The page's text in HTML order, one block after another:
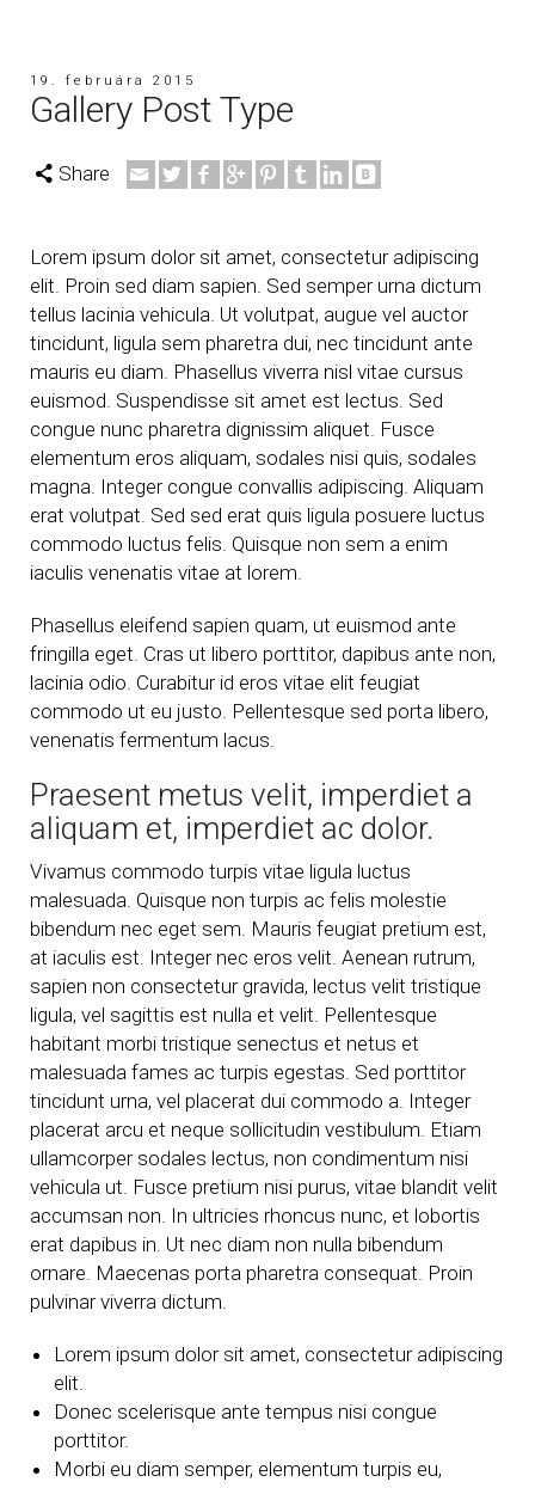
19. februára 2015
Gallery Post Type
Share
Lorem ipsum dolor sit amet, consectetur adipiscing
elit. Proin sed diam sapien. Sed semper urna dictum
tellus lacinia vehicula. Ut volutpat, augue vel auctor
tincidunt, ligula sem pharetra dui, nec tincidunt ante
mauris eu diam. Phasellus viverra nisl vitae cursus
euismod. Suspendisse sit amet est lectus. Sed
congue nunc pharetra dignissim aliquet. Fusce
elementum eros aliquam, sodales nisi quis, sodales
magna. Integer congue convallis adipiscing. Aliquam
erat volutpat. Sed sed erat quis ligula posuere luctus
commodo luctus felis. Quisque non sem a enim
iaculis venenatis vitae at lorem.
Phasellus eleifend sapien quam, ut euismod ante
fringilla eget. Cras ut libero porttitor, dapibus ante non,
lacinia odio. Curabitur id eros vitae elit feugiat
commodo ut eu justo. Pellentesque sed porta libero,
venenatis fermentum lacus.
Praesent metus velit, imperdiet a
aliquam et, imperdiet ac dolor.
Vivamus commodo turpis vitae ligula luctus
malesuada. Quisque non turpis ac felis molestie
bibendum nec eget sem. Mauris feugiat pretium est,
at iaculis est. Integer nec eros velit. Aenean rutrum,
sapien non consectetur gravida, lectus velit tristique
ligula, vel sagittis est nulla et velit. Pellentesque
habitant morbi tristique senectus et netus et
malesuada fames ac turpis egestas. Sed porttitor
tincidunt urna, vel placerat dui commodo a. Integer
placerat arcu et neque sollicitudin vestibulum. Etiam
ullamcorper sodales lectus, non condimentum nisi
vehicula ut. Fusce pretium nisi purus, vitae blandit velit
accumsan non. In ultricies rhoncus nunc, et lobortis
erat dapibus in. Ut nec diam non nulla bibendum
ornare. Maecenas porta pharetra consequat. Proin
pulvinar viverra dictum.
Lorem ipsum dolor sit amet, consectetur adipiscing
elit.
Donec scelerisque ante tempus nisi congue
porttitor.
Morbi eu diam semper, elementum turpis eu,